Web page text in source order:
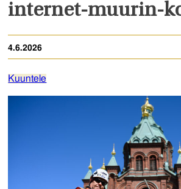
Kirkot
Tule mukaan
Hautausmaa
Yhteystiedot
internet-muurin-
4.6.2026
Kuuntele